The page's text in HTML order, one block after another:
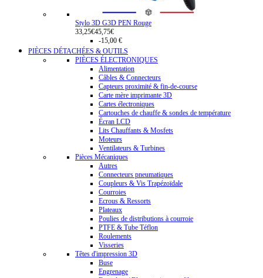
Stylo 3D G3D PEN Rouge
33,25€45,75€
-15,00 €
PIÈCES DÉTACHÉES & OUTILS
PIÈCES ÉLECTRONIQUES
Alimentation
Câbles & Connecteurs
Capteurs proximité & fin-de-course
Carte mère imprimante 3D
Cartes électroniques
Cartouches de chauffe & sondes de température
Écran LCD
Lits Chauffants & Mosfets
Moteurs
Ventilateurs & Turbines
Pièces Mécaniques
Autres
Connecteurs pneumatiques
Coupleurs & Vis Trapézoïdale
Courroies
Ecrous & Ressorts
Plateaux
Poulies de distributions à courroie
PTFE & Tube Téflon
Roulements
Visseries
Têtes d'impression 3D
Buse
Engrenage